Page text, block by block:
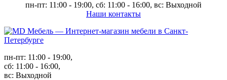
пн-пт: 11:00 - 19:00, сб: 11:00 - 16:00, вс: Выходной
Наши контакты
пн-пт: 11:00 - 19:00,
сб: 11:00 - 16:00,
вс: Выходной